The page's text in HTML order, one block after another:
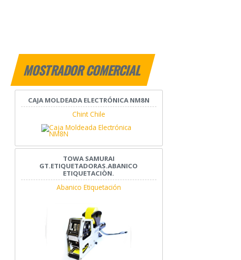
MOSTRADOR COMERCIAL
CAJA MOLDEADA ELECTRÓNICA NM8N
Chint Chile
TOWA SAMURAI
GT.ETIQUETADORAS.ABANICO
ETIQUETACIÒN.
Abanico Etiquetación